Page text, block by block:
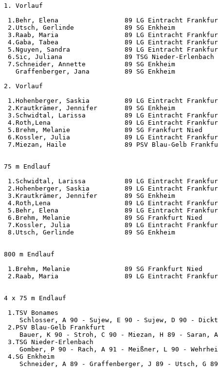
1. Vorlauf
1.Behr, Elena                 89 LG Eintracht
2.Utsch, Gerlinde             89 SG Enkheim
3.Raab, Maria                 89 LG Eintracht Frankfurt
4.Gaba, Tabea                 89 LG Eintracht
5.Nguyen, Sandra              89 LG Eintracht
6.Sic, Juliana                89 TSG Nieder-
7.Schneider, Annette          89 SG Enkheim
Graffenberger, Jana         89 SG Enkheim
2. Vorlauf
1.Hohenberger, Saskia         89 LG Eintracht
2.Krautkrämer, Jennifer       89 SG Enkheim
3.Schwidtal, Larissa          89 LG Eintracht
4.Roth,Lena                   89 LG Eintracht
5.Brehm, Melanie              89 SG Frankfurt
6.Kossler, Julia              89 LG Eintracht
7.Miezan, Haile               89 PSV Blau-Gelb
75 m Endlauf
1.Schwidtal, Larissa          89 LG Eintracht
2.Hohenberger, Saskia         89 LG Eintracht
3.Krautkrämer, Jennifer       89 SG Enkheim
4.Roth,Lena                   89 LG Eintracht
5.Behr, Elena                 89 LG Eintracht
6.Brehm, Melanie              89 SG Frankfurt Nied
7.Kossler, Julia              89 LG Eintracht Frankfurt
8.Utsch, Gerlinde             89 SG Enkheim
800 m Endlauf
1.Brehm, Melanie              89 SG Frankfurt Nied
2.Raab, Maria                 89 LG Eintracht Frankfurt
4 x 75 m Endlauf
1.TSV Bonames
Schlosser, A 90 - Sujew, E 90 - Sujew, D 90 -
2.PSV Blau-Gelb Frankfurt
Bauer, K 90 - Stroh, C 90 - Miezan, H 89 - Saran,
3.TSG Nieder-Erlenbach
Gomber, P 90 - Rach, A 91 - Meißner, L 90 -
4.SG Enkheim
Schneider, A 89 - Graffenberger, J 89 - Utsch, G